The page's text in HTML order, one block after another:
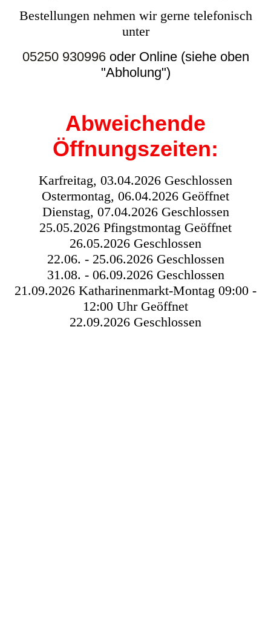
Bestellungen nehmen wir gerne telefonisch
unter
05250 930996oder Online (siehe oben
"Abholung")
Abweichende
Öffnungszeiten:
Karfreitag, 03.04.2026 Geschlossen
Ostermontag, 06.04.2026 Geöffnet
Dienstag, 07.04.2026 Geschlossen
25.05.2026 Pfingstmontag Geöffnet
26.05.2026 Geschlossen
22.06. - 25.06.2026 Geschlossen
31.08. - 06.09.2026 Geschlossen
21.09.2026 Katharinenmarkt-Montag 09:00 -
12:00 Uhr Geöffnet
22.09.2026 Geschlossen